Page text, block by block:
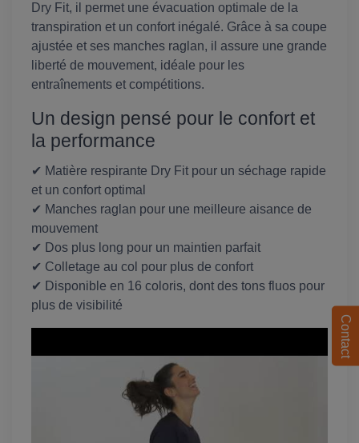
Dry Fit, il permet une évacuation optimale de la
transpiration et un confort inégalé. Grâce à sa coupe
ajustée et ses manches raglan, il assure une grande
liberté de mouvement, idéale pour les
entraînements et compétitions.
Un design pensé pour le confort et
la performance
✔ Matière respirante Dry Fit pour un séchage rapide
et un confort optimal
✔ Manches raglan pour une meilleure aisance de
mouvement
✔ Dos plus long pour un maintien parfait
✔ Colletage au col pour plus de confort
✔ Disponible en 16 coloris, dont des tons fluos pour
plus de visibilité
Contact